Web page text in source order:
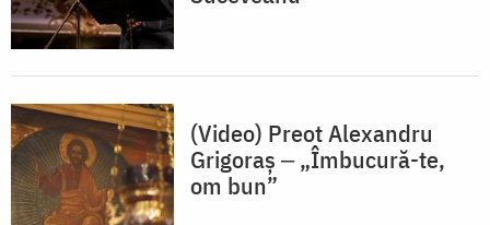
(Video) Preot Alexandru
Grigoraș ‒ „Îmbucură-te,
om bun”